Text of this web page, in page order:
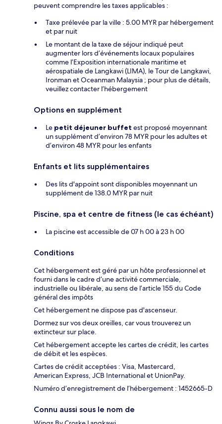
peuvent comprendre les taxes applicables :
Taxe prélevée par la ville : 5.00 MYR par hébergement
et par nuit
Le montant de la taxe de séjour indiqué peut
augmenter lors d’événements locaux populaires
comme l’Exposition internationale maritime et
aérospatiale de Langkawi (LIMA), le Tour de Langkawi,
Ironman et Oceanman Malaysia ; pour plus de détails,
veuillez contacter l’hébergement
Options en supplément
Le petit déjeuner buffet est proposé moyennant
un supplément d’environ 78 MYR pour les adultes et
d’environ 48 MYR pour les enfants
Enfants et lits supplémentaires
Des lits d'appoint sont disponibles moyennant un
supplément de 138.0 MYR par nuit
Piscine, spa et centre de fitness (le cas échéant)
La piscine est accessible de 07 h 00 à 23 h 00
Conditions
Cet hébergement est géré par un hôte professionnel et
fourni dans le cadre d’une activité commerciale,
industrielle ou libérale, au sens de l’article 155 du Code
général des impôts
Cet hébergement ne dispose pas d'ascenseur.
Dormez sur vos deux oreilles, car vous trouverez un
extincteur sur place.
Cet hébergement accepte les cartes de crédit, les cartes
de débit et les espèces.
Cartes de crédit acceptées : Visa, Mastercard,
American Express, JCB International et UnionPay.
Numéro d’enregistrement de l’hébergement : 1452665-D
Connu aussi sous le nom de